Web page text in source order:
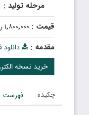
مرحله تولید :
قیمت : ۱٬۸۰۰٬۰۰۰ ریال
مقدمه :
دانلود
خرید نسخه
چکیده فهرست